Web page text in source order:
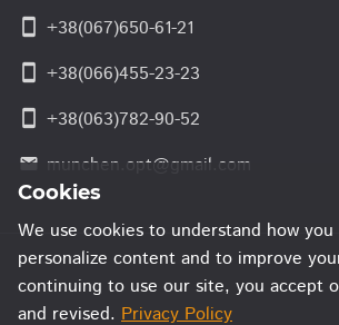
smartphone +38(067)650-61-21
smartphone +38(066)455-23-23
smartphone +38(063)782-90-52
email munchen.opt@gmail.com
Cookies
We use cookies to understand how
personalize content and to improve
continuing to use our site, you accept
and revised. Privacy Policy